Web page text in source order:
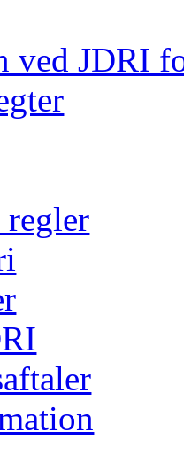
ved JDRI